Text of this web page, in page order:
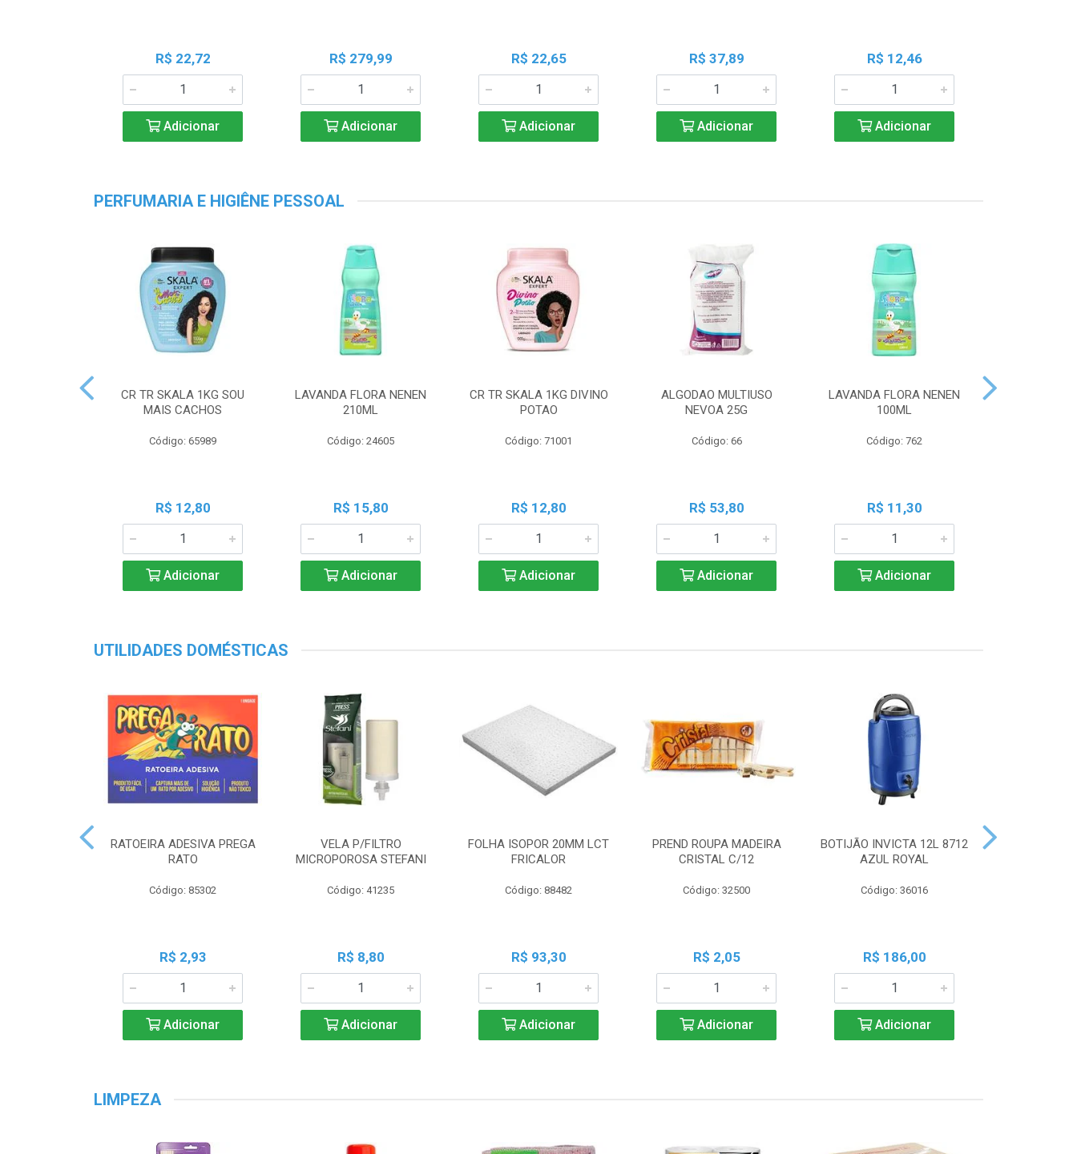
R$ 22,72
Adicionar
R$ 279,99
Adicionar
R$ 22,65
Adicionar
R$ 37,89
Adicionar
R$ 12,46
Adicionar
PERFUMARIA E HIGIÊNE PESSOAL
CR TR SKALA 1KG SOU
MAIS CACHOS
Código: 65989
R$ 12,80
Adicionar
LAVANDA FLORA NENEN
210ML
Código: 24605
R$ 15,80
Adicionar
CR TR SKALA 1KG DIVINO
POTAO
Código: 71001
R$ 12,80
Adicionar
ALGODAO MULTIUSO
NEVOA 25G
Código: 66
R$ 53,80
Adicionar
LAVANDA FLORA NENEN
100ML
Código: 762
R$ 11,30
Adicionar
UTILIDADES DOMÉSTICAS
RATOEIRA ADESIVA PREGA
RATO
Código: 85302
R$ 2,93
Adicionar
VELA P/FILTRO
MICROPOROSA STEFANI
Código: 41235
R$ 8,80
Adicionar
FOLHA ISOPOR 20MM LCT
FRICALOR
Código: 88482
R$ 93,30
Adicionar
PREND ROUPA MADEIRA
CRISTAL C/12
Código: 32500
R$ 2,05
Adicionar
BOTIJÃO INVICTA 12L 8712
AZUL ROYAL
Código: 36016
R$ 186,00
Adicionar
LIMPEZA